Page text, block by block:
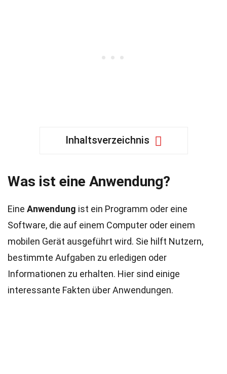
Inhaltsverzeichnis
Was ist eine Anwendung?
Eine Anwendung ist ein Programm oder eine
Software, die auf einem Computer oder einem
mobilen Gerät ausgeführt wird. Sie hilft Nutzern,
bestimmte Aufgaben zu erledigen oder
Informationen zu erhalten. Hier sind einige
interessante Fakten über Anwendungen.